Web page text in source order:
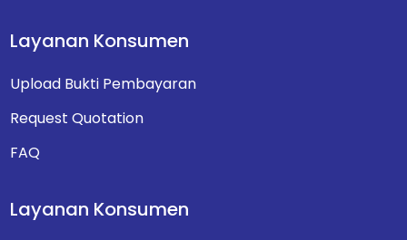
Layanan Konsumen
Upload Bukti Pembayaran
Request Quotation
FAQ
Layanan Konsumen